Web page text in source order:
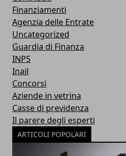
Finanziamenti
Agenzia delle Entrate
Uncategorized
Guardia di Finanza
INPS
Inail
Concorsi
Aziende in vetrina
Casse di previdenza
Il parere degli esperti
ARTICOLI POPOLARI